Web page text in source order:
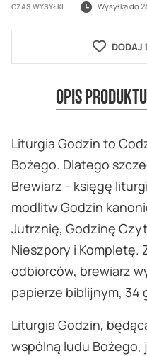
CZAS WYSYŁKI Wysyłka do
DODAJ
Opis produktu
Liturgia Godzin to
Bożego. Dlatego
Brewiarz - księgę
modlitw Godzin
Jutrznię, Godzinę
Nieszpory i Kompletę.
odbiorców, brewiarz
papierze biblijnym, 34
Liturgia Godzin,
wspólną ludu